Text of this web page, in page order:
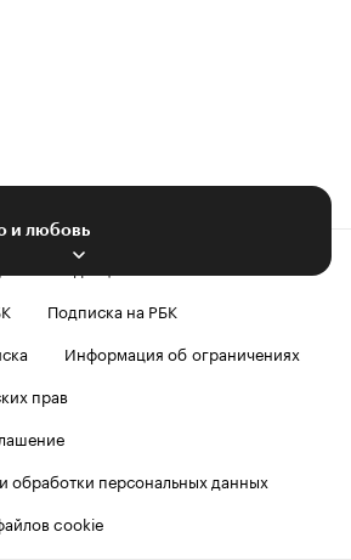
и любовь
Подписка на РБК
Информация об ограничениях
прав
обработки персональных данных
cookie